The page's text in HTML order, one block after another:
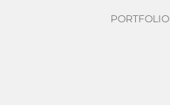
PORTFOLIO